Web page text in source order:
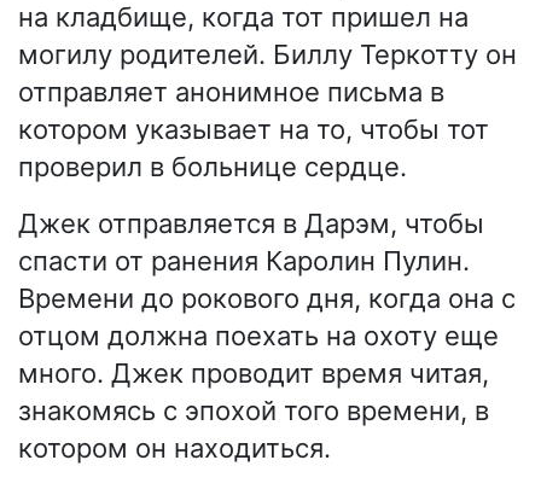
на кладбище, когда тот пришел на
могилу родителей. Биллу Теркотту он
отправляет анонимное письма в
котором указывает на то, чтобы тот
проверил в больнице сердце.
Джек отправляется в Дарэм, чтобы
спасти от ранения Каролин Пулин.
Времени до рокового дня, когда она с
отцом должна поехать на охоту еще
много. Джек проводит время читая,
знакомясь с эпохой того времени, в
котором он находиться.